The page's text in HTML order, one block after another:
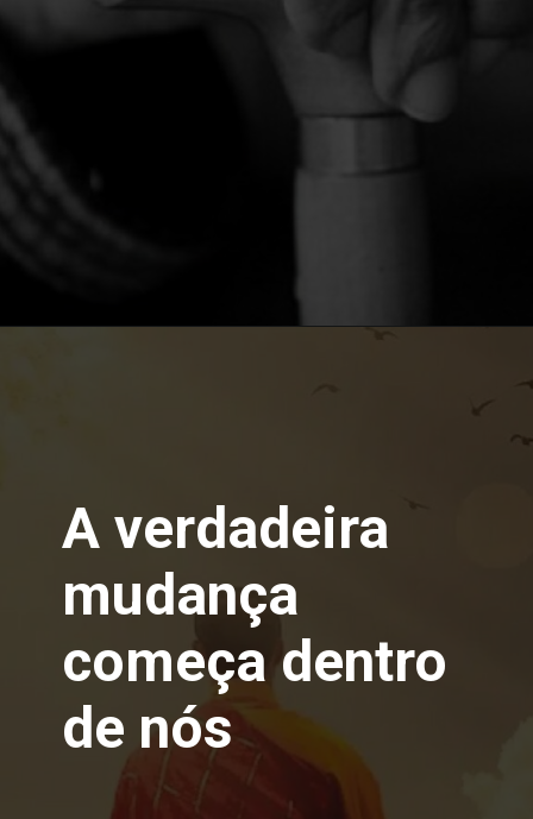
A verdadeira
mudança
começa dentro
de nós